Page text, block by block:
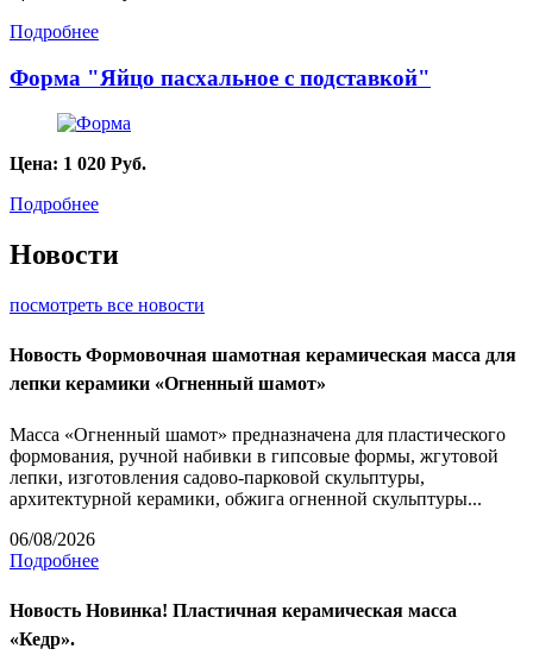
Подробнее
Форма "Яйцо пасхальное с подставкой"
Цена: 1 020 Руб.
Подробнее
Новости
посмотреть все новости
Новость Формовочная шамотная керамическая масса для
лепки керамики «Огненный шамот»
Масса «Огненный шамот» предназначена для пластического
формования, ручной набивки в гипсовые формы, жгутовой
лепки, изготовления садово-парковой скульптуры,
архитектурной керамики, обжига огненной скульптуры...
06/08/2026
Подробнее
Новость Новинка! Пластичная керамическая масса
«Кедр».